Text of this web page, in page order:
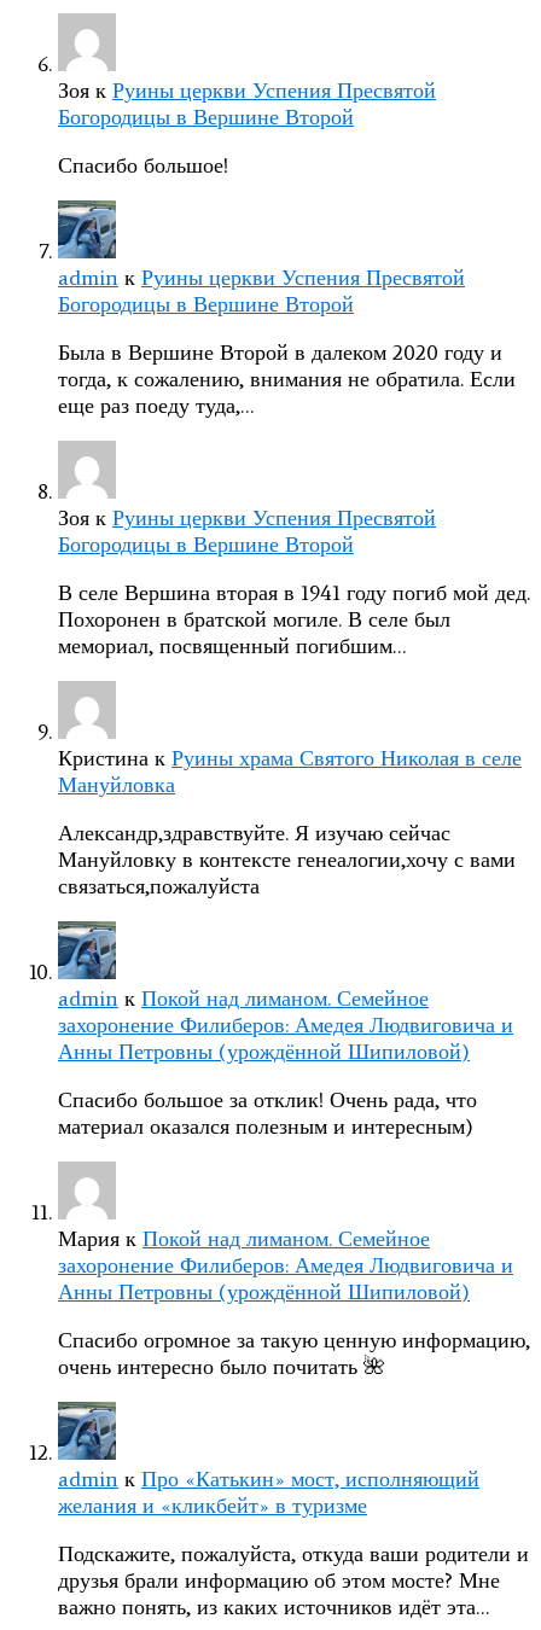
Зоя к Руины церкви Успения Пресвятой
Богородицы в Вершине Второй
Спасибо большое!
admin к Руины церкви Успения Пресвятой
Богородицы в Вершине Второй
Была в Вершине Второй в далеком 2020 году и
тогда, к сожалению, внимания не обратила. Если
еще раз поеду туда,…
Зоя к Руины церкви Успения Пресвятой
Богородицы в Вершине Второй
В селе Вершина вторая в 1941 году погиб мой дед.
Похоронен в братской могиле. В селе был
мемориал, посвященный погибшим…
Кристина к Руины храма Святого Николая в селе
Мануйловка
Александр,здравствуйте. Я изучаю сейчас
Мануйловку в контексте генеалогии,хочу с вами
связаться,пожалуйста
admin к Покой над лиманом. Семейное
захоронение Филиберов: Амедея Людвиговича и
Анны Петровны (урождённой Шипиловой)
Спасибо большое за отклик! Очень рада, что
материал оказался полезным и интересным)
Мария к Покой над лиманом. Семейное
захоронение Филиберов: Амедея Людвиговича и
Анны Петровны (урождённой Шипиловой)
Спасибо огромное за такую ценную информацию,
очень интересно было почитать 🌺
admin к Про «Катькин» мост, исполняющий
желания и «кликбейт» в туризме
Подскажите, пожалуйста, откуда ваши родители и
друзья брали информацию об этом мосте? Мне
важно понять, из каких источников идёт эта…